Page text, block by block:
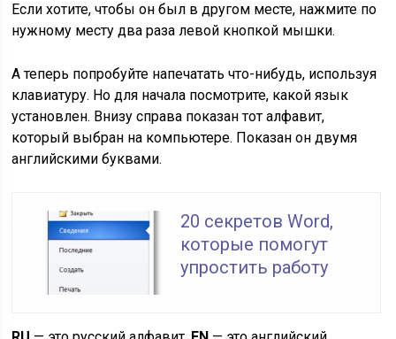
Если хотите, чтобы он был в другом месте, нажмите по
нужному месту два раза левой кнопкой мышки.
А теперь попробуйте напечатать что-нибудь, используя
клавиатуру. Но для начала посмотрите, какой язык
установлен. Внизу справа показан тот алфавит,
который выбран на компьютере. Показан он двумя
английскими буквами.
20 секретов Word,
которые помогут
упростить работу